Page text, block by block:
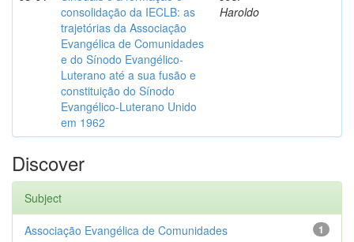
consolidação da IECLB: as
trajetórias da Associação
Evangélica de Comunidades
e do Sínodo Evangélico-
Luterano até a sua fusão e
constituição do Sínodo
Evangélico-Luterano Unido
em 1962
Haroldo
Discover
Subject
1
Associação Evangélica de Comunidades